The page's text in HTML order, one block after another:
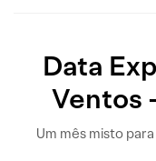
Data
Ventos
Um mês misto